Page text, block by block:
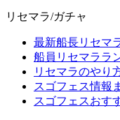
リセマラ/ガチャ
最新船長リセマ
船員リセマララ
リセマラのやり
スゴフェス情報
スゴフェスおす